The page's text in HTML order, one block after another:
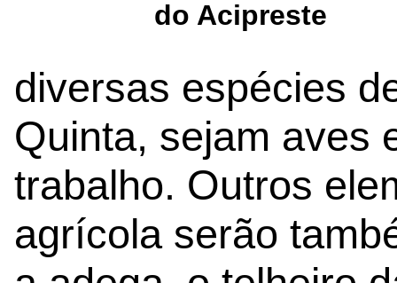
do Acipreste
diversas espécies
Quinta, sejam aves
trabalho. Outros
agrícola serão